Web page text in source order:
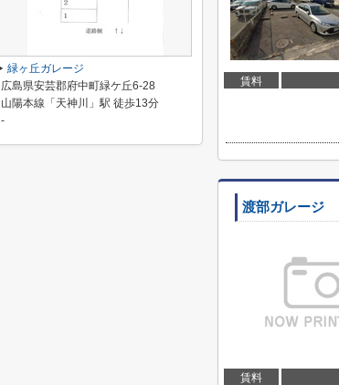
賃料
渡部ガレージ
賃料
緑ヶ丘ガレージ
広島県安芸郡府中町緑ケ丘6-28
山陽本線「天神川」駅 徒歩13分
-